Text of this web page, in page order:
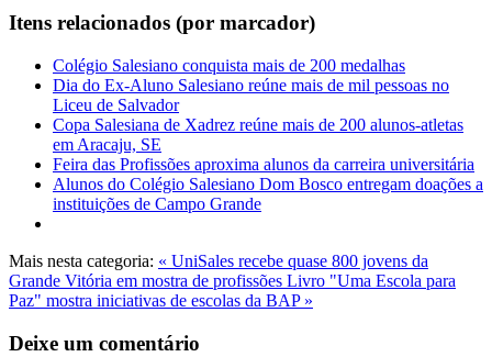
Itens relacionados (por marcador)
Colégio Salesiano conquista mais de 200 medalhas
Dia do Ex-Aluno Salesiano reúne mais de mil pessoas no
Liceu de Salvador
Copa Salesiana de Xadrez reúne mais de 200 alunos-atletas
em Aracaju, SE
Feira das Profissões aproxima alunos da carreira universitária
Alunos do Colégio Salesiano Dom Bosco entregam doações a
instituições de Campo Grande
Mais nesta categoria: « UniSales recebe quase 800 jovens da
Grande Vitória em mostra de profissões Livro "Uma Escola para
Paz" mostra iniciativas de escolas da BAP »
Deixe um comentário